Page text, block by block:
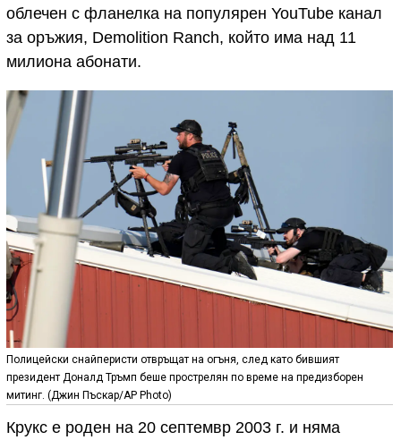
облечен с фланелка на популярен YouTube канал
за оръжия, Demolition Ranch, който има над 11
милиона абонати.
Полицейски снайперисти отвръщат на огъня, след като бившият
президент Доналд Тръмп беше прострелян по време на предизборен
митинг. (Джин Пъскар/AP Photo)
Крукс е роден на 20 септемвр 2003 г. и няма